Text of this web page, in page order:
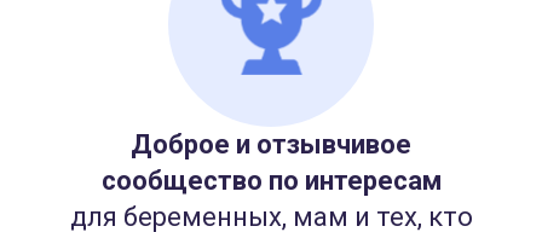
Доброе и отзывчивое
сообщество по интересам
для беременных, мам и тех, кто